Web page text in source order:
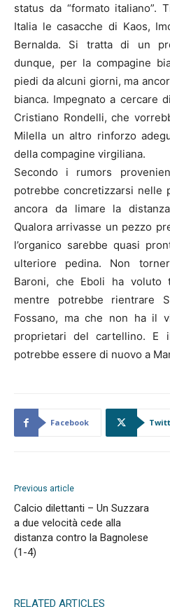
status da “formato italiano”.
Italia le casacche di Kaos,
Bernalda. Si tratta di un
dunque, per la compagine
piedi da alcuni giorni, ma
bianca. Impegnato a cercare
Cristiano Rondelli, che
Milella un altro rinforzo
della compagine virgiliana.
Secondo i rumors
potrebbe concretizzarsi nelle
ancora da limare la
Qualora arrivasse un pezzo
l’organico sarebbe quasi
ulteriore pedina. Non
Baroni, che Eboli ha
mentre potrebbe rientrare
Fossano, ma che non ha il
proprietari del cartellino. E
potrebbe essere di nuovo a
Facebook
Previous article
Calcio dilettanti – Un Suzzara
a due velocità cede alla
distanza contro la Bagnolese
(1-4)
RELATED ARTICLES